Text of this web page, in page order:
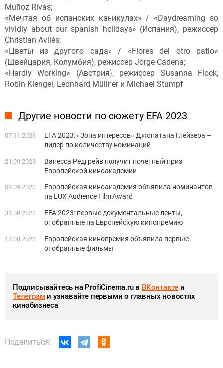
Muñoz Rivas;
«Мечтая об испанских каникулах» / «Daydreaming so
vividly about our spanish holidays» (Испания), режиссер
Christian Avilés;
«Цветы из другого сада» / «Flores del otro patio»
(Швейцария, Колумбия), режиссер Jorge Cadena;
«Hardly Working» (Австрия), режиссер Susanna Flock,
Robin Klengel, Leonhard Müllner и Michael Stumpf
Другие новости по сюжету EFA 2023
07.11.2023
EFA 2023: «Зона интересов» Джонатана Глейзера –
лидер по количеству номинаций
21.09.2023
Ванесса Редгрейв получит почетный приз
Европейской киноакадемии
09.09.2023
Европейская киноакадемия объявила номинантов
на LUX Audience Film Award
31.08.2023
EFA 2023: первые документальные ленты,
отобранные на Европейскую кинопремию
17.08.2023
Европейская кинопремия объявила первые
отобранные фильмы
Подписывайтесь на ProfiCinema.ru в ВКонтакте и
Телеграми узнавайте первыми о главных новостях
кинобизнеса
Поделиться: